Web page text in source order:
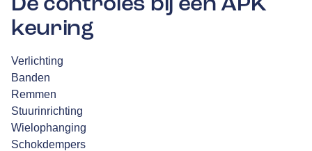
keuring
Verlichting
Banden
Remmen
Stuurinrichting
Wielophanging
Schokdempers